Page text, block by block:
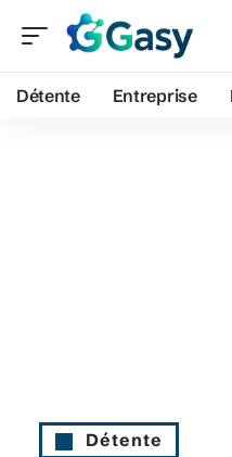
Détente Entreprise
Détente